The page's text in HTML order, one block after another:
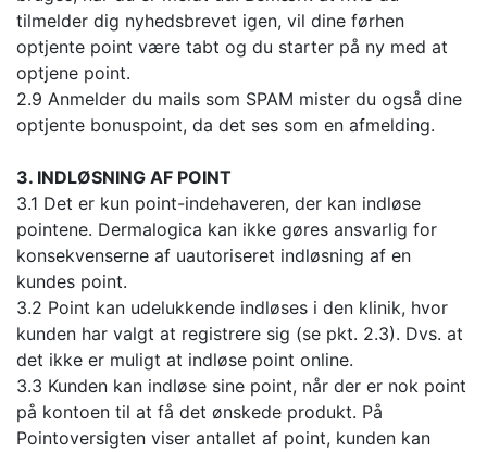
tilmelder dig nyhedsbrevet igen, vil dine førhen
optjente point være tabt og du starter på ny med at
optjene point.
2.9 Anmelder du mails som SPAM mister du også dine
optjente bonuspoint, da det ses som en afmelding.
3. INDLØSNING AF POINT
3.1 Det er kun point-indehaveren, der kan indløse
pointene. Dermalogica kan ikke gøres ansvarlig for
konsekvenserne af uautoriseret indløsning af en
kundes point.
3.2 Point kan udelukkende indløses i den klinik, hvor
kunden har valgt at registrere sig (se pkt. 2.3). Dvs. at
det ikke er muligt at indløse point online.
3.3 Kunden kan indløse sine point, når der er nok point
på kontoen til at få det ønskede produkt. På
Pointoversigten viser antallet af point, kunden kan